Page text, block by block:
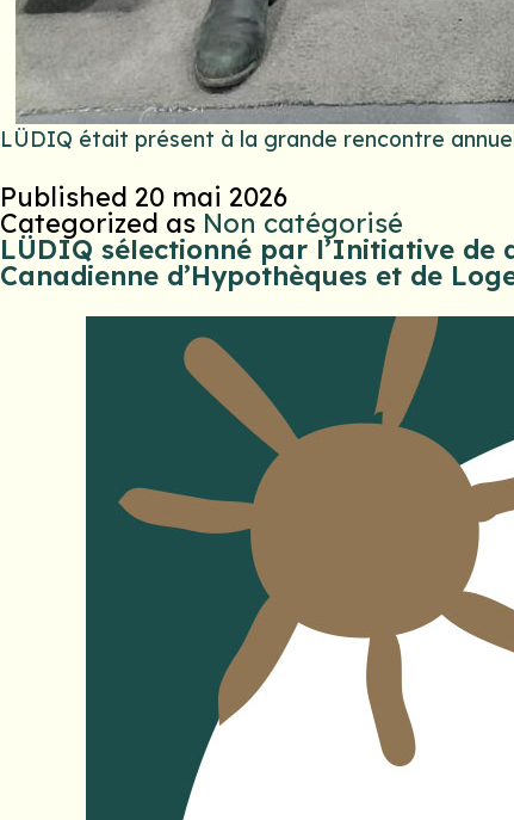
LÜDIQ était présent à la grande rencontre
Published 20 mai 2026
Categorized as Non catégorisé
LÜDIQ sélectionné par l’Initiative de
Canadienne d’Hypothèques et de